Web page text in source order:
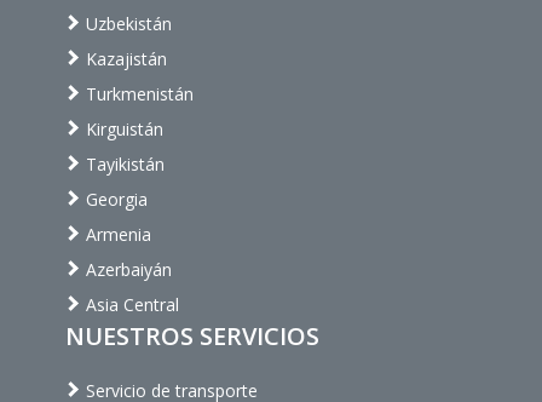
Uzbekistán
Kazajistán
Turkmenistán
Kirguistán
Tayikistán
Georgia
Armenia
Azerbaiyán
Asia Central
NUESTROS SERVICIOS
Servicio de transporte